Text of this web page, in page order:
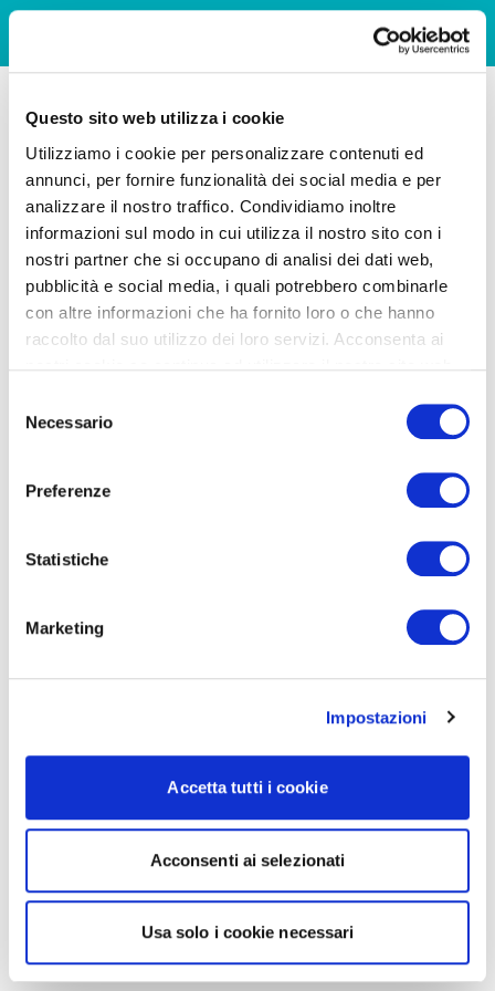
Questo sito web utilizza i cookie
Utilizziamo i cookie per personalizzare contenuti ed
annunci, per fornire funzionalità dei social media e per
analizzare il nostro traffico. Condividiamo inoltre
informazioni sul modo in cui utilizza il nostro sito con i
nostri partner che si occupano di analisi dei dati web,
pubblicità e social media, i quali potrebbero combinarle
con altre informazioni che ha fornito loro o che hanno
raccolto dal suo utilizzo dei loro servizi. Acconsenta ai
delNecessario
Preferenze
Statistiche
Marketing
Impostazioni
Accetta tutti i cookie
Acconsenti ai selezionati
Usa solo i cookie necessari